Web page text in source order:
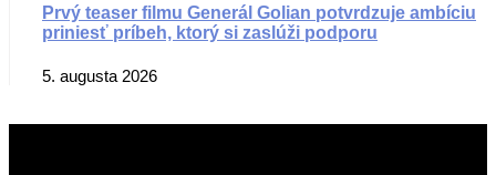
Prvý teaser filmu Generál Golian potvrdzuje ambíciu
priniesť príbeh, ktorý si zaslúži podporu
5. augusta 2026